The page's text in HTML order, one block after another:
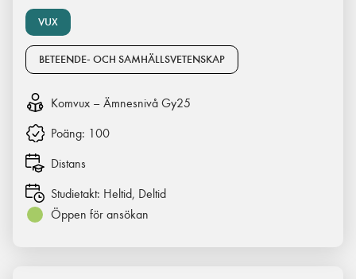
VUX
BETEENDE- OCH SAMHÄLLSVETENSKAP
Komvux – Ämnesnivå Gy25
Poäng: 100
Distans
Studietakt: Heltid, Deltid
Öppen för ansökan